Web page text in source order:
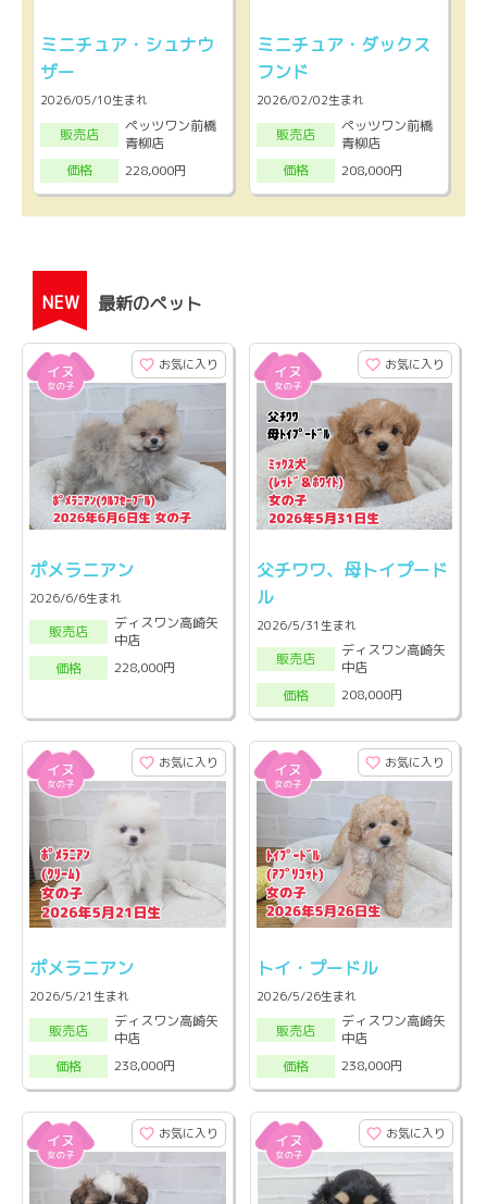
ミニチュア・シュナウ
ザー
2026/05/10生まれ
販売店
ペッツワン前橋
青柳店
価格
228,000円
ミニチュア・ダックス
フンド
2026/02/02生まれ
販売店
ペッツワン前橋
青柳店
価格
208,000円
NEW 最新のペット
お気に入り
ポメラニアン
2026/6/6生まれ
販売店
ディスワン高崎矢
中店
価格
228,000円
お気に入り
父チワワ、母トイプード
ル
2026/5/31生まれ
販売店
ディスワン高崎矢
中店
価格
208,000円
お気に入り
ポメラニアン
2026/5/21生まれ
販売店
ディスワン高崎矢
中店
価格
238,000円
お気に入り
トイ・プードル
2026/5/26生まれ
販売店
ディスワン高崎矢
中店
価格
238,000円
お気に入り お気に入り